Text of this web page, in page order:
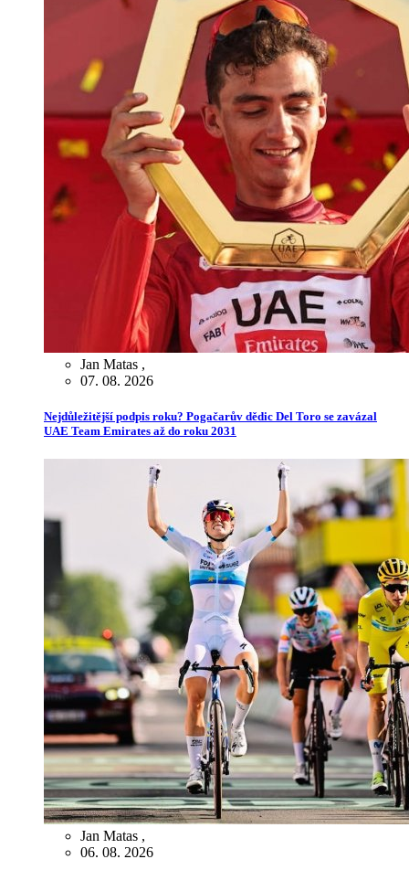
Jan Matas ,
07. 08. 2026
Nejdůležitější podpis roku? Pogačarův dědic Del Toro se zavázal
UAE Team Emirates až do roku 2031
Jan Matas ,
06. 08. 2026